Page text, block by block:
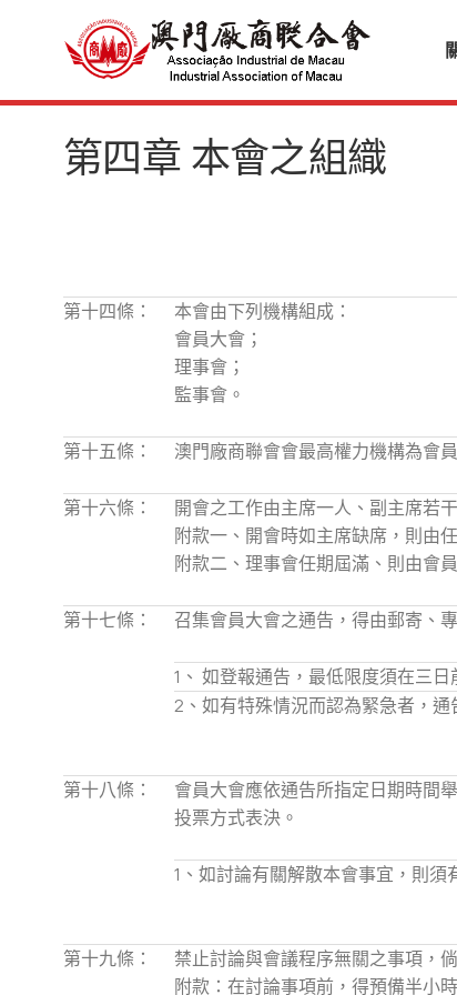
第四章 本會之組織
第十四條：
本會由下列機構組成：
會員大會；
理事會；
監事會。
第十五條： 澳門廠商聯會會最高權力機構為會
第十六條：
開會之工作由主席一人、副主席若
附款一、開會時如主席缺席，則由
附款二、理事會任期屆滿、則由會
第十七條： 召集會員大會之通告，得由郵寄、
1、 如登報通告，最低限度須在三日
2、 如有特殊情況而認為緊急者，
第十八條：
會員大會應依通告所指定日期時間
投票方式表決。
1、 如討論有關解散本會事宜，則須
第十九條：
禁止討論與會議程序無關之事項，
附款：在討論事項前，得預備半小